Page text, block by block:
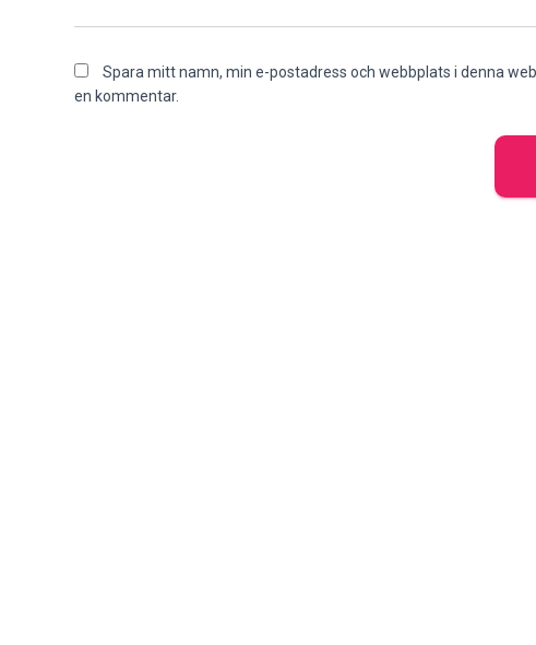
Spara mitt namn, min e-postadress och webbplats i denna
en kommentar.